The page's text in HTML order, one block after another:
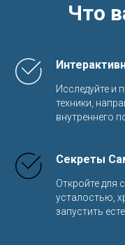
Что
Исследуйте и
техники,
внутреннего
Секреты
Откройте для
усталостью,
запустить